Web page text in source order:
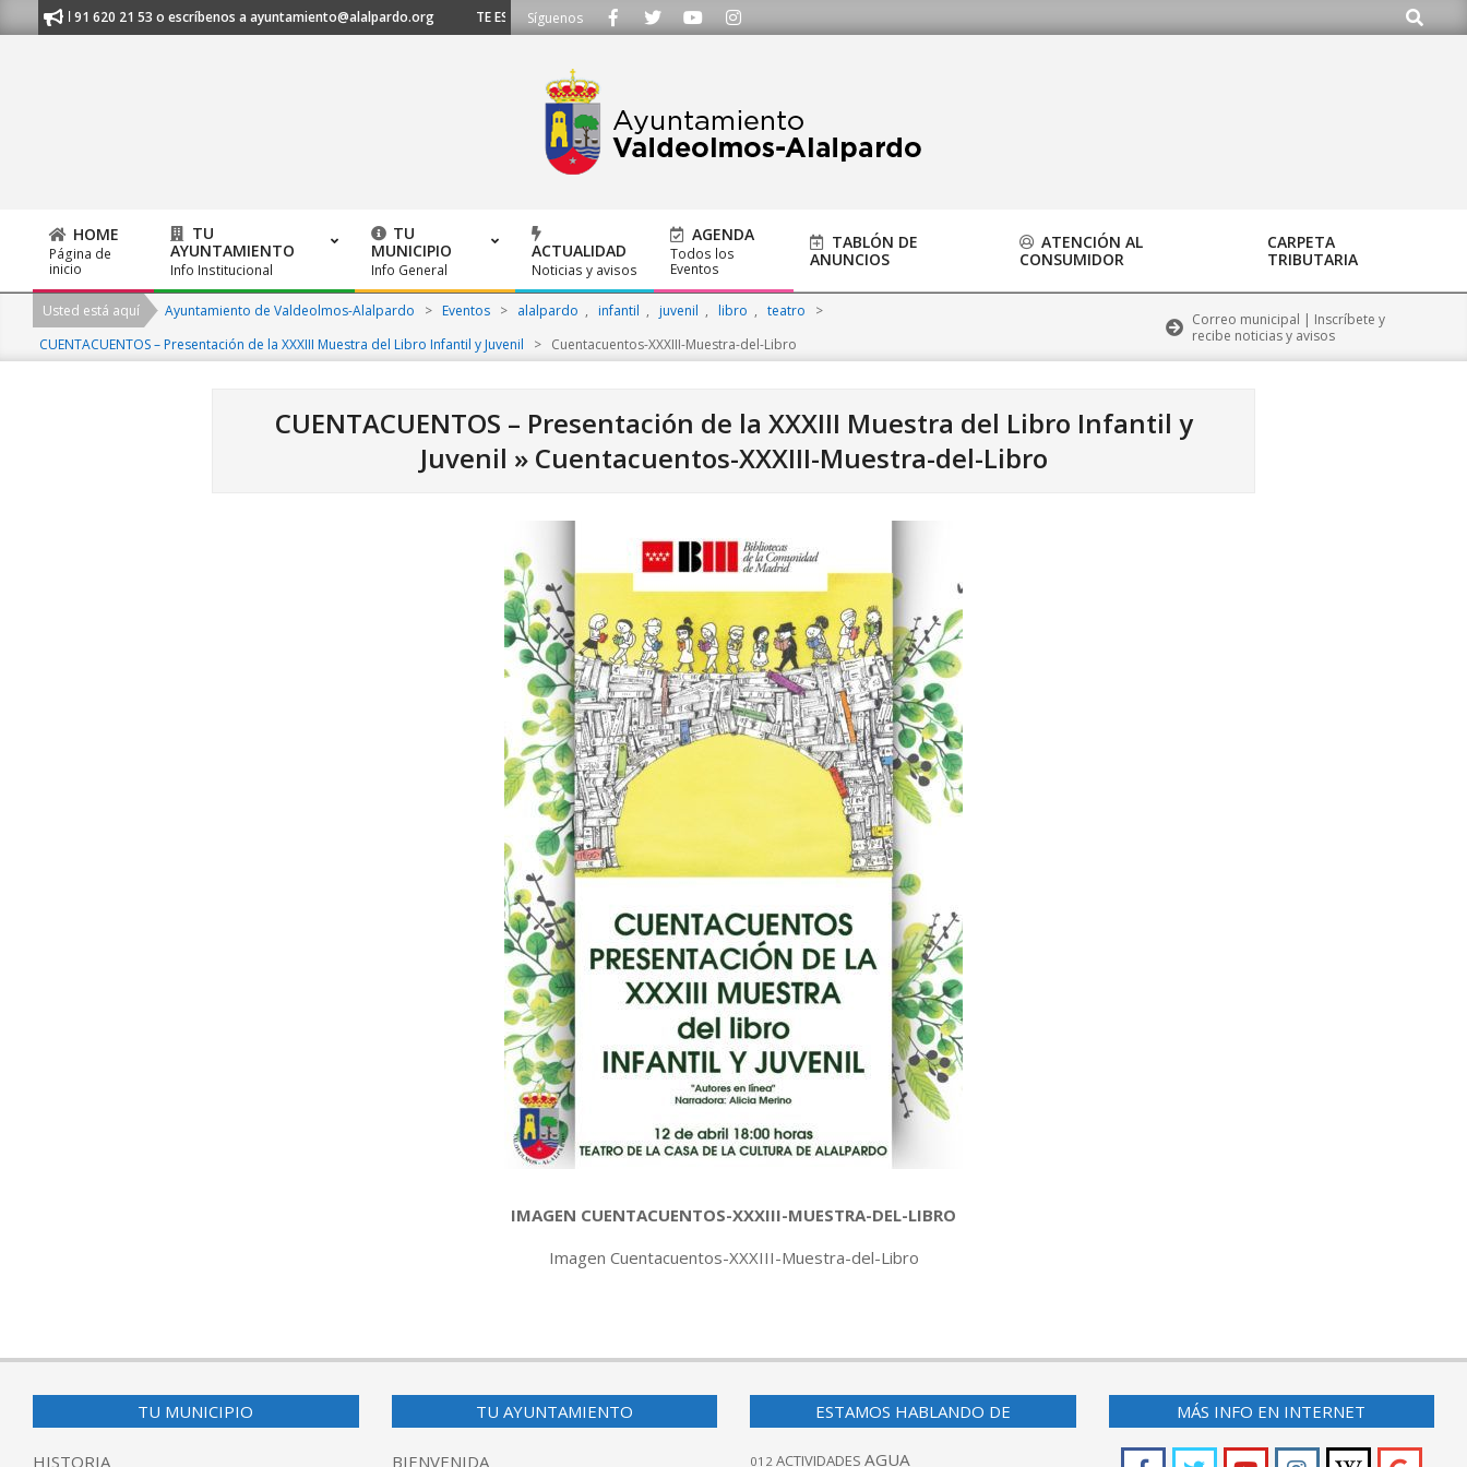
to
al 91 620 21 53 o escríbenos a ayuntamiento@alalpardo.org TE ESCUCHAMOS - Llámanos al 91 620 21 53 o escríbenos a ayuntamiento@alalpardo.org
Síguenos Buscar
Primary
Navigation
Menu
HOME
Página de
inicio
TU
AYUNTAMIENTO
Info Institucional
TU
MUNICIPIO
Info General
ACTUALIDAD
Noticias y avisos
AGENDA
Todos los
Eventos
TABLÓN DE
ANUNCIOS
ATENCIÓN AL
CONSUMIDOR
CARPETA
TRIBUTARIA
Usted está aquí Ayuntamiento de Valdeolmos-Alalpardo > Eventos > alalpardo , infantil , juvenil , libro , teatro
>
CUENTACUENTOS – Presentación de la XXXIII Muestra del Libro Infantil y Juvenil
> Cuentacuentos-XXXIII-Muestra-del-Libro
Correo municipal | Inscríbete y
recibe noticias y avisos
CUENTACUENTOS – Presentación de la XXXIII Muestra del Libro Infantil y
Juvenil » Cuentacuentos-XXXIII-Muestra-del-Libro
IMAGEN CUENTACUENTOS-XXXIII-MUESTRA-DEL-LIBRO
Imagen Cuentacuentos-XXXIII-Muestra-del-Libro
03-
TU MUNICIPIO
HISTORIA
TU AYUNTAMIENTO
BIENVENIDA
ESTAMOS HABLANDO DE
012 ACTIVIDADES AGUA
MÁS INFO EN INTERNET